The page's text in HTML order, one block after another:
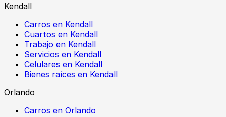
Kendall
Carros en Kendall
Cuartos en Kendall
Trabajo en Kendall
Servicios en Kendall
Celulares en Kendall
Bienes raíces en Kendall
Orlando
Carros en Orlando